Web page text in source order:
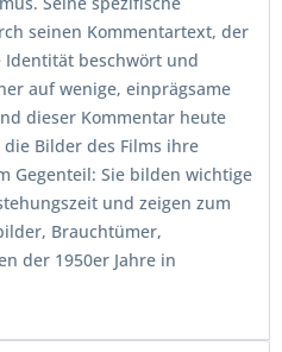
seinen Kommentartext, der
Identität beschwört und
auf wenige, einprägsame
dieser Kommentar heute
Bilder des Films ihre
Gegenteil: Sie bilden wichtige
und zeigen zum
Brauchtümer,
der 1950er Jahre in